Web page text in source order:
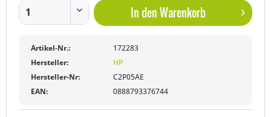
In denWarenkorb
Artikel-Nr.:
172283
Hersteller:
HP
Hersteller-Nr:
C2P05AE
EAN:
0888793376744